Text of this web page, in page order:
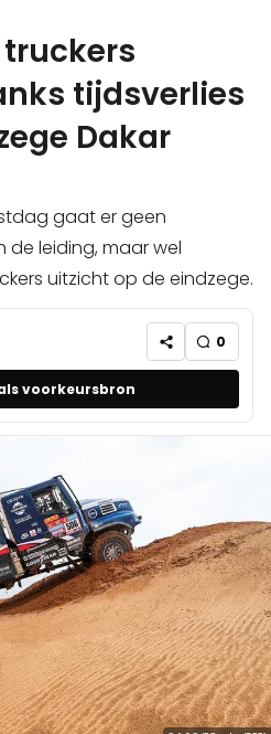
tijdsverlies
Dakar
gaat er geen
de leiding, maar wel
uitzicht op de eindzege.
0
voorkeursbron